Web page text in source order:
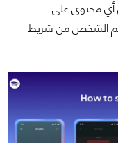
أي محتوى على
الشخص من شريط